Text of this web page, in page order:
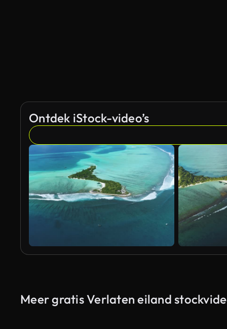
Ontdek iStock-video’s
Meer gratis Verlaten eiland